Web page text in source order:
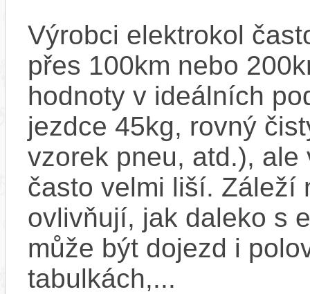
Výrobci elektrokol
přes 100km nebo
hodnoty v ideálních
jezdce 45kg, rovný
vzorek pneu, atd.),
často velmi liší. Záleží
ovlivňují, jak daleko s
může být dojezd i
tabulkách,...